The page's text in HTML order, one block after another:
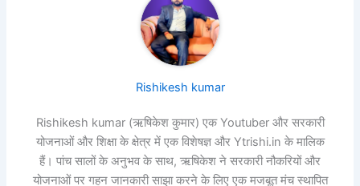
Rishikesh kumar
Rishikesh kumar (ऋषिकेश कुमार) एक Youtuber और सरकारी
योजनाओं और शिक्षा के क्षेत्र में एक विशेषज्ञ और Ytrishi.in के मालिक
हैं। पांच सालों के अनुभव के साथ, ऋषिकेश ने सरकारी नौकरियों और
योजनाओं पर गहन जानकारी साझा करने के लिए एक मजबूत मंच स्थापित